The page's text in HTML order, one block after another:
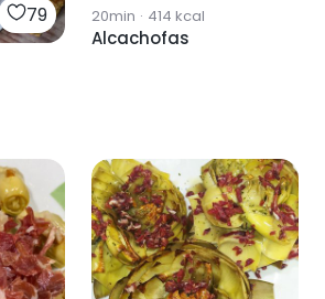
79 20min · 414 kcal
Alcachofas